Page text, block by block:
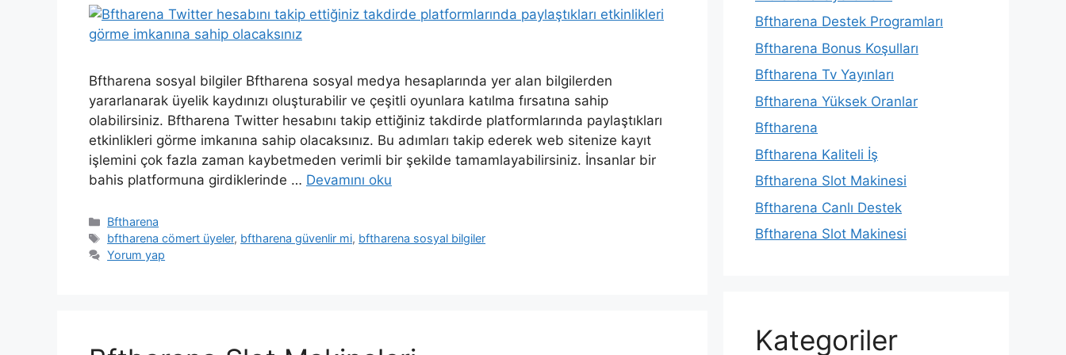
Bftharena sosyal bilgiler Bftharena sosyal medya hesaplarında yer alan bilgilerden
yararlanarak üyelik kaydınızı oluşturabilir ve çeşitli oyunlara katılma fırsatına sahip
olabilirsiniz. Bftharena Twitter hesabını takip ettiğiniz takdirde platformlarında paylaştıkları
etkinlikleri görme imkanına sahip olacaksınız. Bu adımları takip ederek web sitenize kayıt
işlemini çok fazla zaman kaybetmeden verimli bir şekilde tamamlayabilirsiniz. İnsanlar bir
bahis platformuna girdiklerinde … Devamını oku
Kategoriler
Bftharena
Etiketler
bftharena cömert üyeler, bftharena güvenlir mi, bftharena sosyal bilgiler
Yorum yap
Bftharena Destek Programları
Bftharena Bonus Koşulları
Bftharena Tv Yayınları
Bftharena Yüksek Oranlar
Bftharena
Bftharena Kaliteli İş
Bftharena Slot Makinesi
Bftharena Canlı Destek
Bftharena Slot Makinesi
Kategoriler